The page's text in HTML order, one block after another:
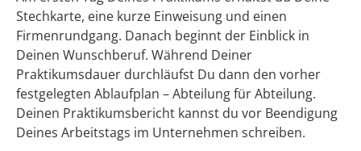
Stechkarte, eine kurze Einweisung und einen
Firmenrundgang. Danach beginnt der Einblick in
Deinen Wunschberuf. Während Deiner
Praktikumsdauer durchläufst Du dann den vorher
festgelegten Ablaufplan – Abteilung für Abteilung.
Deinen Praktikumsbericht kannst du vor Beendigung
Deines Arbeitstags im Unternehmen schreiben.